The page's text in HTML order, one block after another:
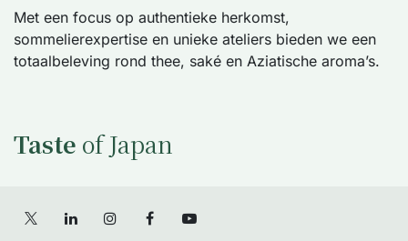
Met een focus op authentieke herkomst,
sommelierexpertise en unieke ateliers bieden we een
totaalbeleving rond thee, saké en Aziatische aroma’s.
Taste of Japan